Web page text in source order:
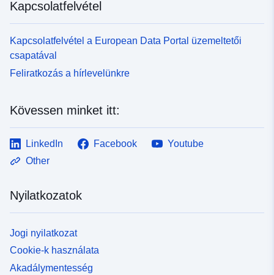
Kapcsolatfelvétel
Kapcsolatfelvétel a European Data Portal üzemeltetői
csapatával
Feliratkozás a hírlevelünkre
Kövessen minket itt:
LinkedIn Facebook
Youtube
Other
Nyilatkozatok
Jogi nyilatkozat
Cookie-k használata
Akadálymentesség